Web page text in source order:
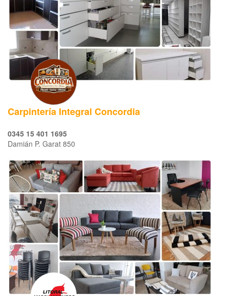
Carpintería Integral Concordia
0345 15 401 1695
Damián P. Garat 850